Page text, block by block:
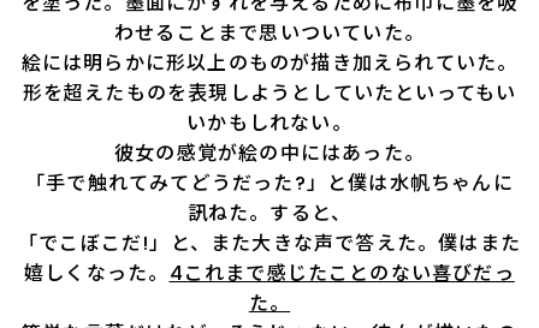
わせることまで思いついていた。
絵には明らかに形以上のものが描き加えられていた。
形を超えたものを表現しようとしていたといってもい
いかもしれない。
彼女の感覚が絵の中にはあった。
「手で触れてみてどうだった?」と僕は水帆ちゃんに
訊ねた。すると、
「でこぼこだ!」と、また大きな声で答えた。僕はまた
嬉しくなった。 4これまで感じたことのない喜びだっ
た。